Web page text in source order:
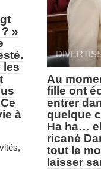
»
les
à
Au
fille ont
entrer
quelque
Ha ha…
ricané
tout le
laisser